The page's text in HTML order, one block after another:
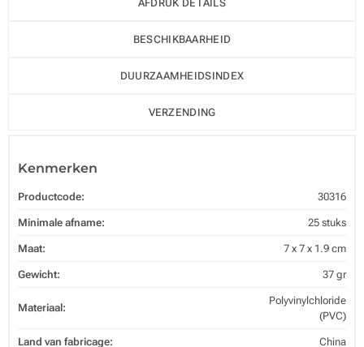
AFDRUK DETAILS
BESCHIKBAARHEID
DUURZAAMHEIDSINDEX
VERZENDING
Kenmerken
Productcode: 30316
Minimale afname: 25 stuks
Maat: 7 x 7 x 1.9 cm
Gewicht: 37 gr
Materiaal:
Polyvinylchloride
(PVC)
Land van fabricage: China